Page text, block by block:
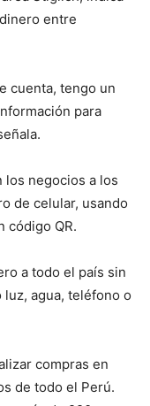
entre
cuenta, tengo un
para
los negocios a los
de celular, usando
código QR.
a todo el país sin
agua, teléfono o
compras en
de todo el Perú.